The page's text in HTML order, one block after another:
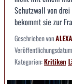
Schutzwall von
bekommt sie zur
Geschrieben von
Kategorien:Kritiken